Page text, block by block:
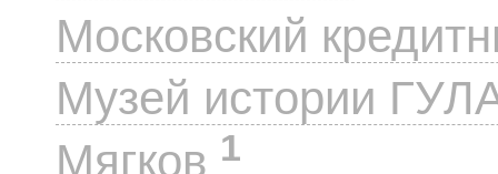
Московский
Музей истории
Мягков 1